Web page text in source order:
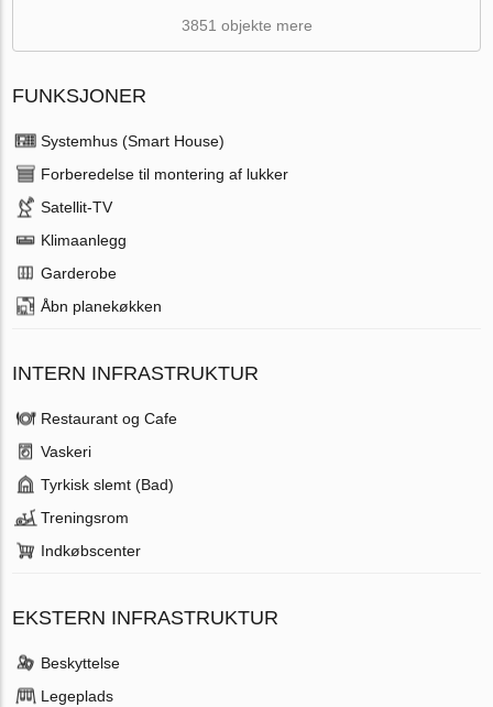
3851 objekte mere
FUNKSJONER
Systemhus (Smart House)
Forberedelse til montering af lukker
Satellit-TV
Klimaanlegg
Garderobe
Åbn planekøkken
INTERN INFRASTRUKTUR
Restaurant og Cafe
Vaskeri
Tyrkisk slemt (Bad)
Treningsrom
Indkøbscenter
EKSTERN INFRASTRUKTUR
Beskyttelse
Legeplads